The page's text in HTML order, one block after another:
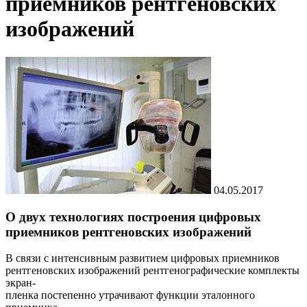
изображений
04.05.2017
О двух технологиях построения цифровых
приемников рентгеновских изображений
В связи с интенсивным развитием цифровых приемников
рентгеновских изображений рентгенографические комплекты
экран-
пленка постепенно утрачивают функции эталонного